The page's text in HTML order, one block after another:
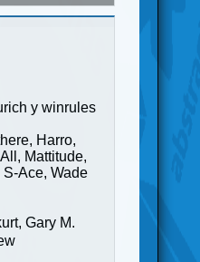
y winrules
Harro,
Mattitude,
Ace, Wade
Gary M.